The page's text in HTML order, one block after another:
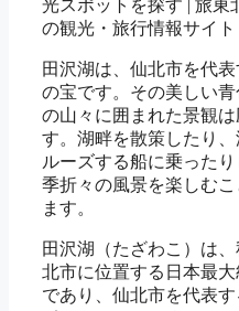
田沢湖は、仙北市を代
の宝です。その美しい青
の山々に囲まれた景観
す。湖畔を散策したり、
ルーズする船に乗った
季折々の風景を楽しむこ
ます。
田沢湖（たざわこ）は
北市に位置する日本最
であり、仙北市を代表す